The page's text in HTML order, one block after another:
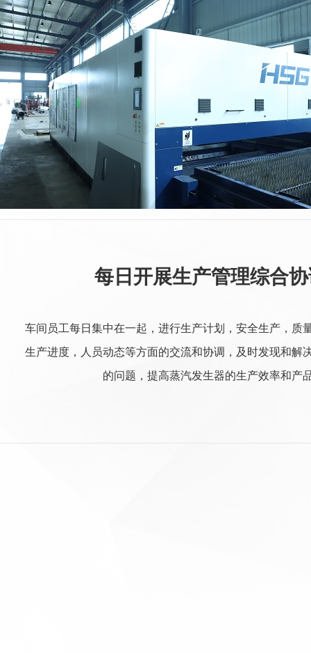
每日开展生产管理综合
车间员工每日集中在一起，进行生产计划，安全生产，质
生产进度，人员动态等方面的交流和协调，及时发现和解
的问题，提高蒸汽发生器的生产效率和产